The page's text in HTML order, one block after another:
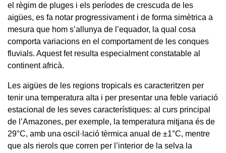
el règim de pluges i els períodes de crescuda de les
aigües, es fa notar progressivament i de forma simètrica a
mesura que hom s’allunya de l’equador, la qual cosa
comporta variacions en el comportament de les conques
fluvials. Aquest fet resulta especialment constatable al
continent africà.
Les aigües de les regions tropicals es caracteritzen per
tenir una temperatura alta i per presentar una feble variació
estacional de les seves característiques: al curs principal
de l’Amazones, per exemple, la temperatura mitjana és de
29°C, amb una oscil·lació tèrmica anual de ±1°C, mentre
que als rierols que corren per l’interior de la selva la